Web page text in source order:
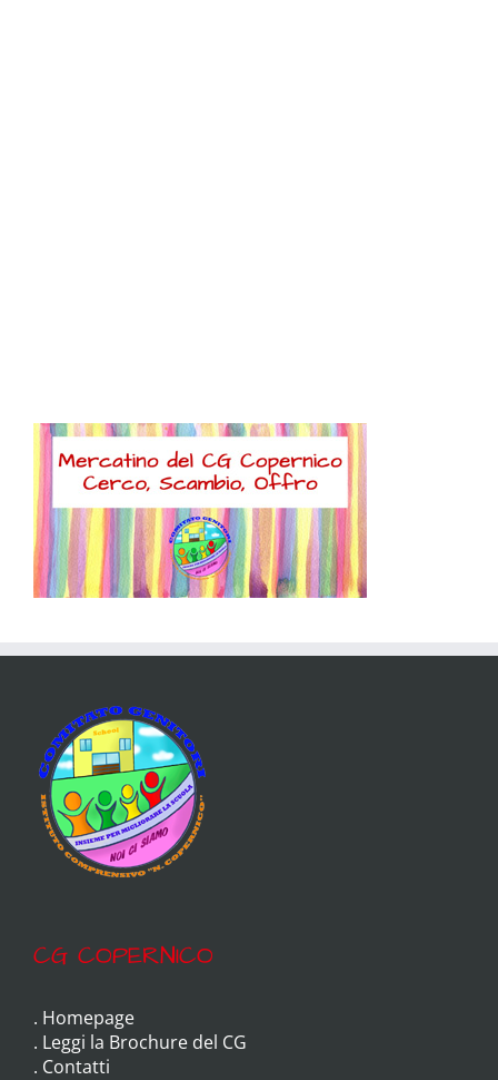
CG COPERNICO
. Homepage
. Leggi la Brochure del CG
. Contatti